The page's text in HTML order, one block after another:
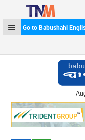
Go to Babushahi